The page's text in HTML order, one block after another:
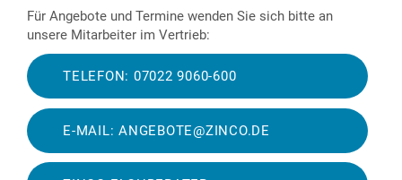
Für Angebote und Termine wenden Sie sich bitte an
unsere Mitarbeiter im Vertrieb:
TELEFON: 07022 9060-600
E-MAIL: ANGEBOTE@ZINCO.DE